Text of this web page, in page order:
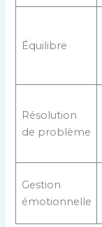
Équilibre
Résolution
de problème
Gestion
émotionnelle